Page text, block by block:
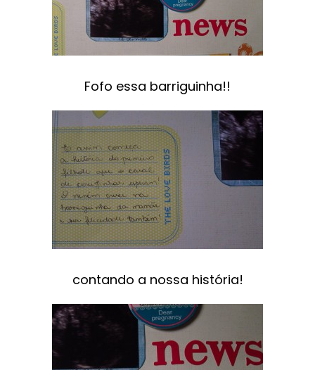
Fofo essa barriguinha!!
contando a nossa história!